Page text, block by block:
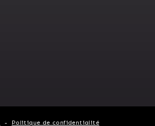
Politique de confidentialité